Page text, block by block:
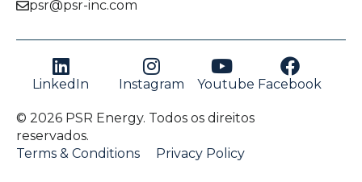
psr@psr-inc.com
LinkedIn Instagram Youtube Facebook
© 2026 PSR Energy. Todos os direitos
reservados.
Terms & Conditions
Privacy Policy